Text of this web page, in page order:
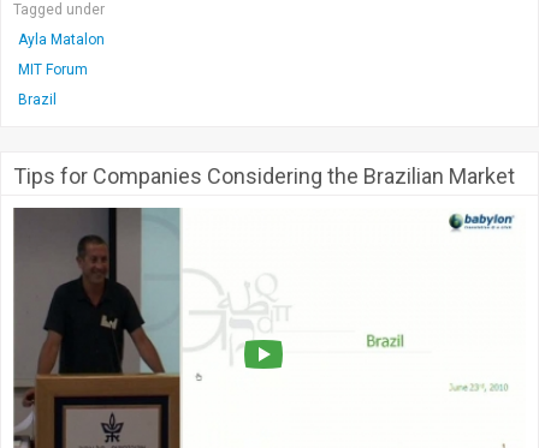
Tagged under
Ayla Matalon
MIT Forum
Brazil
Tips for Companies Considering the Brazilian Market